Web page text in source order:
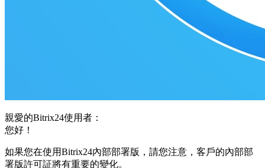
親愛的Bitrix24使用者：
您好！
如果您在使用Bitrix24內部部署版，請您注意，客戶的內部部
署版許可証將有重要的變化。